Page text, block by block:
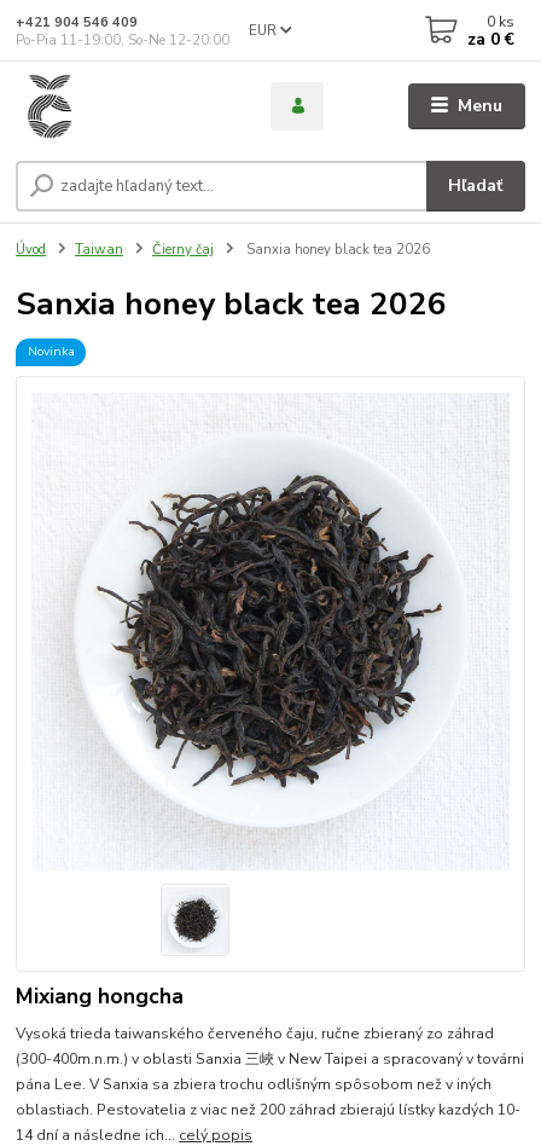
Menu
EUR
Hľadať
+421 904 546 409
Po-Pia 11-19:00, So-Ne 12-20:00
0 ks
za 0 €
Úvod Taiwan Čierny čaj Sanxia honey black tea 2026
Sanxia honey black tea 2026
Novinka
Mixiang hongcha
Vysoká trieda taiwanského červeného čaju, ručne zbieraný zo záhrad
(300-400m.n.m.) v oblasti Sanxia 三峽 v New Taipei a spracovaný v továrni
pána Lee. V Sanxia sa zbiera trochu odlišným spôsobom než v iných
oblastiach. Pestovatelia z viac než 200 záhrad zbierajú lístky kazdých 10-
14 dní a následne ich... celý popis